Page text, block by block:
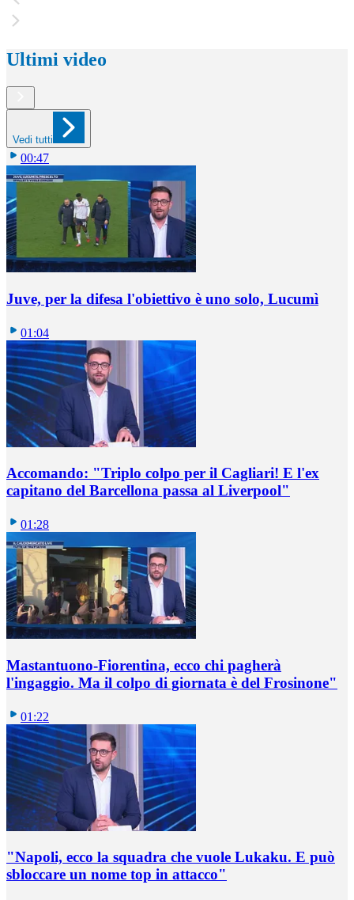
Ultimi video
Vedi tutti
00:47
Juve, per la difesa l'obiettivo è uno solo, Lucumì
01:04
Accomando: "Triplo colpo per il Cagliari! E l'ex
capitano del Barcellona passa al Liverpool"
01:28
Mastantuono-Fiorentina, ecco chi pagherà
l'ingaggio. Ma il colpo di giornata è del Frosinone"
01:22
"Napoli, ecco la squadra che vuole Lukaku. E può
sbloccare un nome top in attacco"